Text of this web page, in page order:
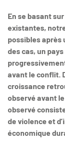
En se basant
existantes,
possibles après
des cas, un
avant le conflit.
croissance
observé avant
observé
de violence et
économique